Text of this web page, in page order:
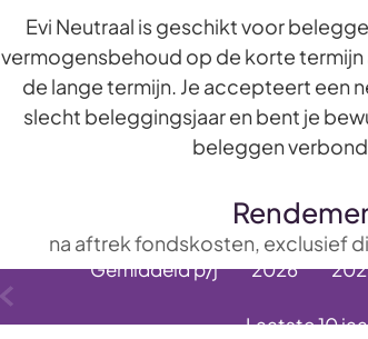
Evi Neutraal is geschikt voor
vermogensbehoud op de korte termijn
de lange termijn. Je accepteert een
slecht beleggingsjaar en bent je
beleggen
na aftrek fondskosten, exclusief
Gemiddeld p/j 2026
Laatste 10
Volgende